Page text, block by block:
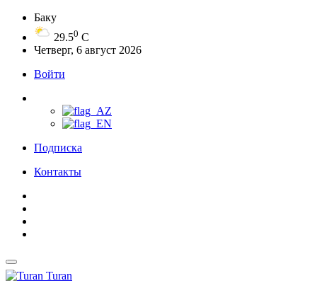
Баку
29.50 C
Четверг, 6 август 2026
Войти
Подписка
Контакты
Turan